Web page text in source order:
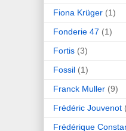
Fiona Krüger (1)
Fonderie 47 (1)
Fortis (3)
Fossil (1)
Franck Muller (9)
Frédéric Jouvenot
Frédérique